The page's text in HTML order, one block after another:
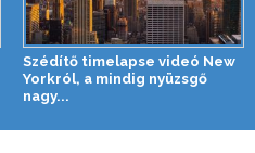
Szédítő timelapse videó New
Yorkról, a mindig nyüzsgő
nagy...